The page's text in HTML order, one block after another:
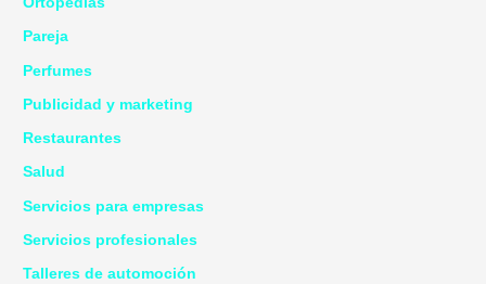
Pareja
Perfumes
Publicidad y marketing
Restaurantes
Salud
Servicios para empresas
Servicios profesionales
Talleres de automoción